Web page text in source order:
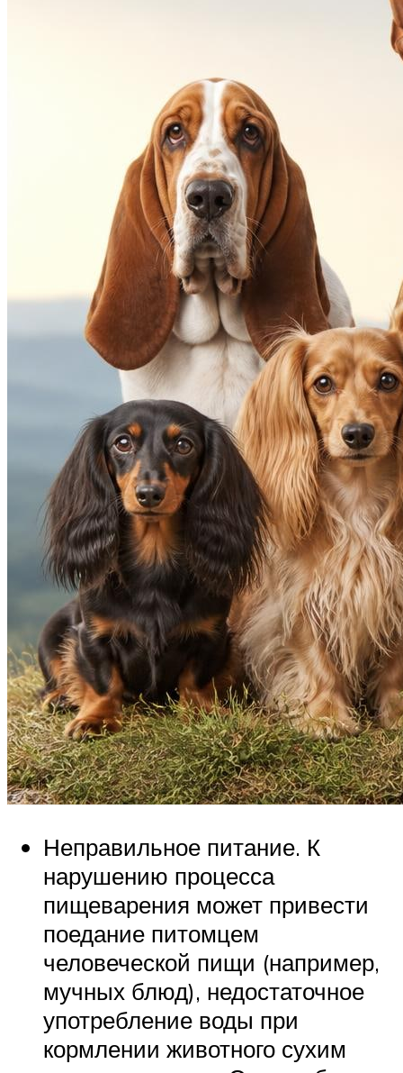
Неправильное питание. К
нарушению процесса
пищеварения может привести
поедание питомцем
человеческой пищи (например,
мучных блюд), недостаточное
употребление воды при
кормлении животного сухим